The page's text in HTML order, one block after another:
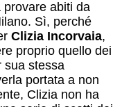
abiti da
Sì, perché
Clizia Incorvaia,
proprio quello dei
sua stessa
portata a non
Clizia non ha